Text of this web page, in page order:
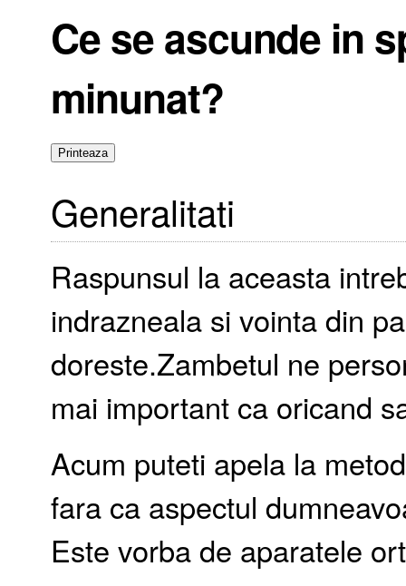
Ce se ascunde in
minunat?
Generalitati
Raspunsul la aceasta
indrazneala si vointa din
doreste.Zambetul ne
mai important ca oricand
Acum puteti apela la
fara ca aspectul
Este vorba de aparatele